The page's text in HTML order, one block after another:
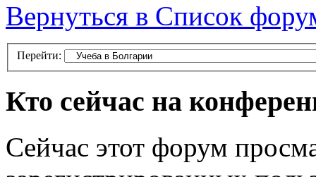
Вернуться в Список
Перейти:
Кто сейчас на
Сейчас этот форум